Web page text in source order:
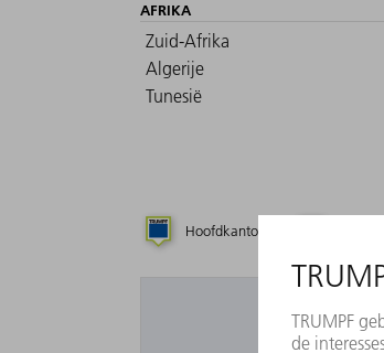
AFRIKA
Zuid-Afrika
Algerije
Tunesië
Hoofdkantoor